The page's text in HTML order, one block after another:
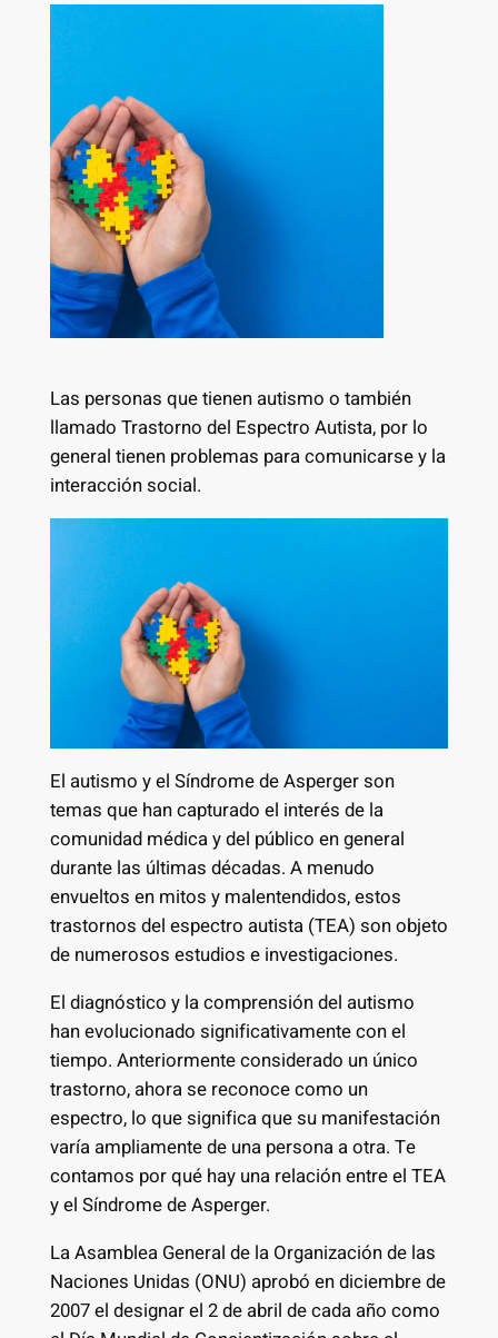
Las personas que tienen autismo o también
llamado Trastorno del Espectro Autista, por lo
general tienen problemas para comunicarse y la
interacción social.
El autismo y el Síndrome de Asperger son
temas que han capturado el interés de la
comunidad médica y del público en general
durante las últimas décadas. A menudo
envueltos en mitos y malentendidos, estos
trastornos del espectro autista (TEA) son objeto
de numerosos estudios e investigaciones.
El diagnóstico y la comprensión del autismo
han evolucionado significativamente con el
tiempo. Anteriormente considerado un único
trastorno, ahora se reconoce como un
espectro, lo que significa que su manifestación
varía ampliamente de una persona a otra. Te
contamos por qué hay una relación entre el TEA
y el Síndrome de Asperger.
La Asamblea General de la Organización de las
Naciones Unidas (ONU) aprobó en diciembre de
2007 el designar el 2 de abril de cada año como